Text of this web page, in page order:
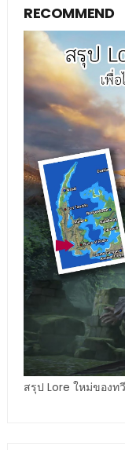
RECOMMEND
สรุป Lore ใหม่ของท